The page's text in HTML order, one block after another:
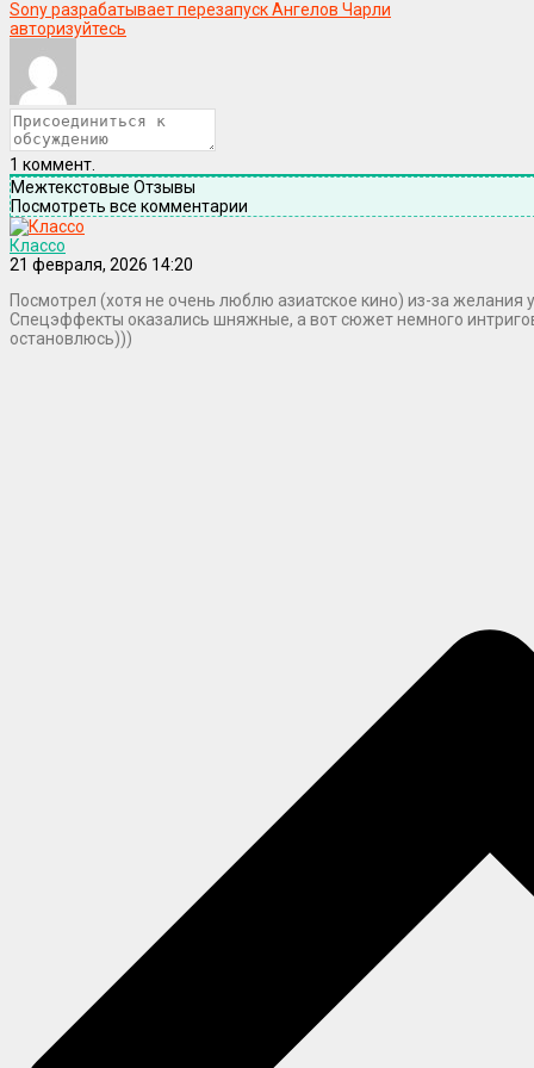
Sony разрабатывает перезапуск Ангелов Чарли
авторизуйтесь
1 коммент.
Межтекстовые Отзывы
Посмотреть все комментарии
Классо
21 февраля, 2026 14:20
Посмотрел (хотя не очень люблю азиатское кино) из-за
Спецэффекты оказались шняжные, а вот сюжет немного
остановлюсь)))